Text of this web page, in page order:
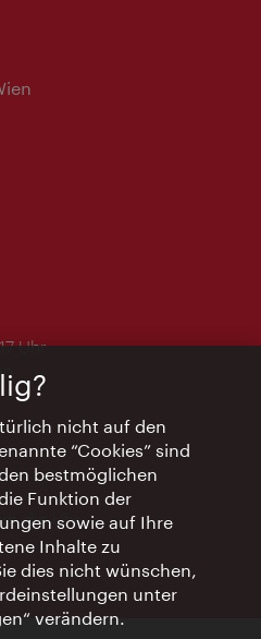
Uhr
die Uhr
nicht auf den
“Cookies” sind
bestmöglichen
Funktion der
sowie auf Ihre
Inhalte zu
dies nicht wünschen,
unter
verändern.